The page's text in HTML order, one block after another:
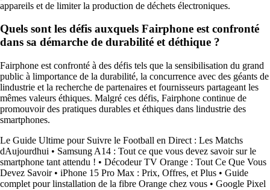
appareils et de limiter la production de déchets électroniques.
Quels sont les défis auxquels Fairphone est confronté
dans sa démarche de durabilité et déthique ?
Fairphone est confronté à des défis tels que la sensibilisation du grand
public à limportance de la durabilité, la concurrence avec des géants de
lindustrie et la recherche de partenaires et fournisseurs partageant les
mêmes valeurs éthiques. Malgré ces défis, Fairphone continue de
promouvoir des pratiques durables et éthiques dans lindustrie des
smartphones.
Le Guide Ultime pour Suivre le Football en Direct : Les Matchs
dAujourdhui • Samsung A14 : Tout ce que vous devez savoir sur le
smartphone tant attendu ! • Décodeur TV Orange : Tout Ce Que Vous
Devez Savoir• iPhone 15 Pro Max : Prix, Offres, et Plus • Guide
complet pour linstallation de la fibre Orange chez vous • Google Pixel